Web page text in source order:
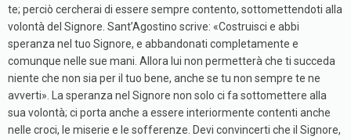
te; perciò cercherai di essere sempre contento, sottomettendoti alla
volontà del Signore. Sant’Agostino scrive: «Costruisci e abbi
speranza nel tuo Signore, e abbandonati completamente e
comunque nelle sue mani. Allora lui non permetterà che ti succeda
niente che non sia per il tuo bene, anche se tu non sempre te ne
avverti». La speranza nel Signore non solo ci fa sottomettere alla
sua volontà; ci porta anche a essere interiormente contenti anche
nelle croci, le miserie e le sofferenze. Devi convincerti che il Signore,